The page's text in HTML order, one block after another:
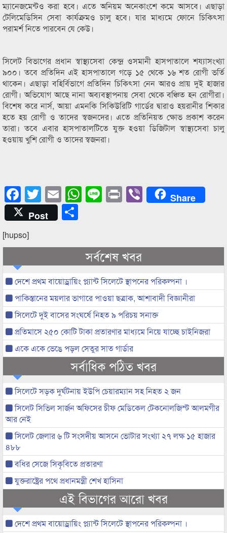
ম্যানেজমেন্টও করা হবে। এতে অনিয়ম অনেকাংশে কমে আসবে। এছাড়া
টেলিমেডিসিন সেবা কার্যক্রমও চালু হবে। যার মাধ্যমে ফোনে চিকিৎসা
পরামর্শ নিতে পারবেন যে কেউ।
সিলেট বিভাগের প্রধান স্বাস্থ্যসেবা কেন্দ্র ওসমানী হাসপাতালে শয্যাসংখ্যা
৯০০। তবে প্রতিদিন এই হাসপাতালে গড়ে ১৫ থেকে ১৬ শত রোগী ভর্তি
থাকেন। এছাড়া বহির্বিভাগে প্রতিদিন চিকিৎসা নেন আরও প্রায় দুই হাজার
রোগী। অভিযোগ আছে নানা অব্যবস্থাপনায় সেবা থেকে বঞ্চিত হন রোগীরা।
বিশেষ করে নার্স, আয়া এমনকি সিকিউরিটি গার্ডের দ্বারাও হয়রানীর শিকার
হতে হয় রোগী ও তাদের স্বজনদের। এতে প্রতিনিয়ত ক্ষোভ প্রকাশ করেন
তারা। তবে এবার হাসপাতালটিতে যুক্ত হওয়া ডিজিটাল স্বাস্থ্যসেবা চালু
হওয়ায় খুশি রোগী ও তাদের স্বজনরা।
Facebook
Twitter
EmailWhatsApp
LinePrintViberShare
Post
[hupso]
সর্বশেষ খবর
দেশে প্রথম বায়োড্রায়িং প্ল্যান্ট সিলেটে স্থাপনের পরিকল্পনা ।
পাকিস্তানের ময়লার ভাগারে পাওয়া ছত্রাক, আশাবাদী বিজ্ঞানীরা
সিলেটে দুই বাসের সংঘর্ষে নিহত ৯ পরিচয় সনাক্ত
প্রতিমাসে ২৫০ কোটি টাকা প্রতারণার মাধ্যমে নিয়ে যাচ্ছে চাইনিজরা
একে একে ভেঙে পড়ল সেতুর সাত গার্ডার
সর্বাধিক পঠিত খবর
সিলেটে সড়ক দুর্ঘটনায় ইউপি চেয়ারম্যান সহ নিহত ২ জন
সিলেট সিভিল সার্জন অফিসের চীফ মেডিকেল টেকনোলজিস্ট আলমগীর
আর নেই
সিলেট জেলার ৬ টি সংসদীয় আসনে ভোটার সংখ্যা ২৭ লক্ষ ১৫ হাজার
৪৮৮
বধির সেজে সিকৃবিতে প্রতারণা
যুক্তরাষ্ট্রের পথে প্রধানমন্ত্রী শেখ হাসিনা
এই বিভাগের আরো খবর
দেশে প্রথম বায়োড্রায়িং প্ল্যান্ট সিলেটে স্থাপনের পরিকল্পনা ।